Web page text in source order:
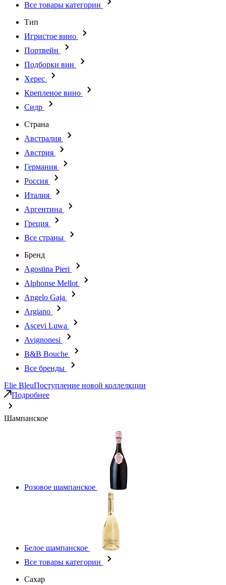
Все товары категории
Тип
Игристое вино
Портвейн
Подборки вин
Херес
Крепленое вино
Сидр
Страна
Австралия
Австрия
Германия
Россия
Италия
Аргентина
Греция
Все страны
Бренд
Agostina Pieri
Alphonse Mellot
Angelo Gaja
Argiano
Ascevi Luwa
Avignonesi
B&B Bouche
Все бренды
Elie BleuПоступление новой коллелкции
Подробнее
Шампанское
Розовое шампанское
Белое шампанское
Все товары категории
Сахар